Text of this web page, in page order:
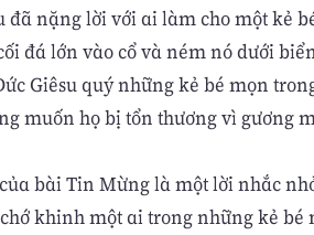
đã nặng lời với ai làm cho một kẻ
đá lớn vào cổ và ném nó dưới
Giêsu quý những kẻ bé mọn
muốn họ bị tổn thương vì gương
bài Tin Mừng là một lời nhắc
khinh một ai trong những kẻ bé